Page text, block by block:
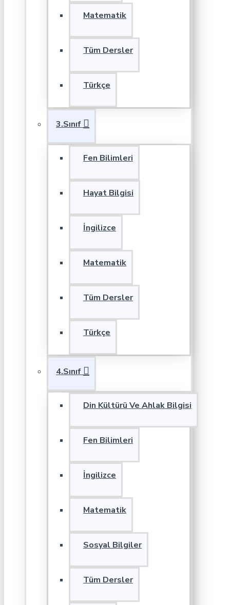
Matematik
Tüm Dersler
Türkçe
3.Sınıf
Fen Bilimleri
Hayat Bilgisi
İngilizce
Matematik
Tüm Dersler
Türkçe
4.Sınıf
Din Kültürü Ve Ahlak Bilgisi
Fen Bilimleri
İngilizce
Matematik
Sosyal Bilgiler
Tüm Dersler